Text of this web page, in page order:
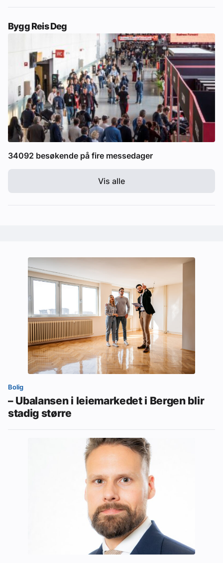
Bygg Reis Deg
34092 besøkende på fire messedager
Vis alle
Bolig
– Ubalansen i leiemarkedet i Bergen blir
stadig større